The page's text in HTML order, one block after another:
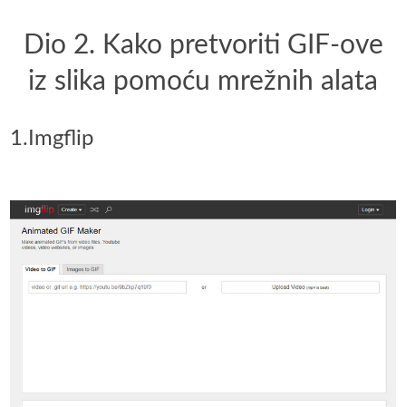
Dio 2. Kako pretvoriti GIF-ove
iz slika pomoću mrežnih alata
1.Imgflip